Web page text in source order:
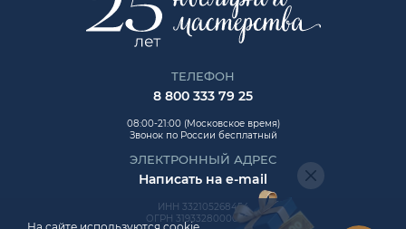
ТЕЛЕФОН
8 800 333 79 25
08:00-21:00 (Московское время)
Звонок по России бесплатный
ЭЛЕКТРОННЫЙ АДРЕС
Написать на e-mail
ИНН 332105268454
ОГРН 319332800006992